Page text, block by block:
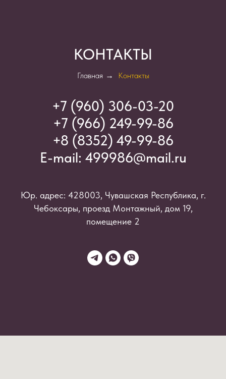
КОНТАКТЫ
Главная → Контакты
+7 (960) 306-03-20
+7 (966) 249-99-86
+8 (8352) 49-99-86
E-mail: 499986@mail.ru
Юр. адрес: 428003, Чувашская Республика, г.
Чебоксары, проезд Монтажный, дом 19,
помещение 2